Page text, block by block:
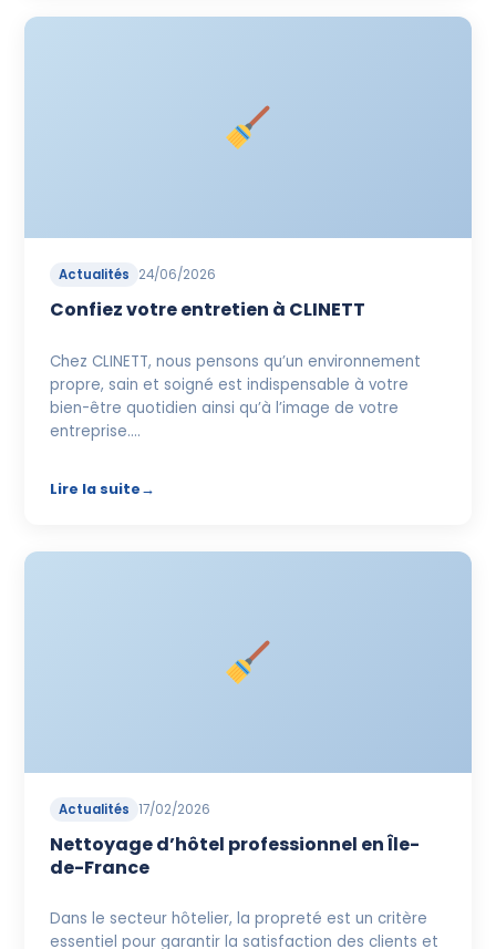
Actualités 24/06/2026
Confiez votre entretien à CLINETT
Chez CLINETT, nous pensons qu’un environnement
propre, sain et soigné est indispensable à votre
bien-être quotidien ainsi qu’à l’image de votre
entreprise.…
Lire la suite
Actualités 17/02/2026
Nettoyage d’hôtel professionnel en Île-
de-France
Dans le secteur hôtelier, la propreté est un critère
essentiel pour garantir la satisfaction des clients et